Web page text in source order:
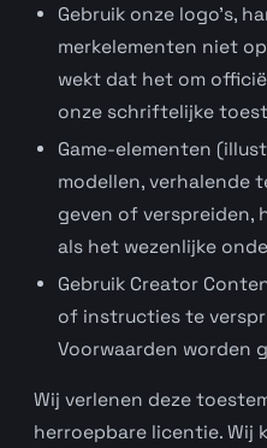
Gebruik onze logo’s,
merkelementen niet
wekt dat het om
onze schriftelijke
Game-elementen
modellen, verhalende
geven of verspreiden,
als het wezenlijke
Gebruik Creator
of instructies te
Voorwaarden worden
Wij verlenen deze
herroepbare licentie. Wij